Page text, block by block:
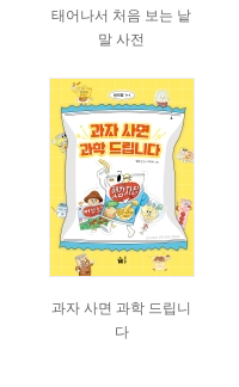
태어나서 처음 보는 낱
말 사전
과자 사면 과학 드립니
다